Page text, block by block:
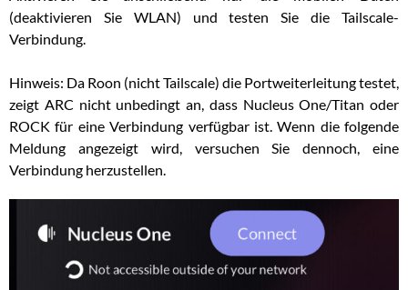
(deaktivieren Sie WLAN) und testen Sie die Tailscale-
Verbindung.
Hinweis: Da Roon (nicht Tailscale) die Portweiterleitung testet,
zeigt ARC nicht unbedingt an, dass Nucleus One/Titan oder
ROCK für eine Verbindung verfügbar ist. Wenn die folgende
Meldung angezeigt wird, versuchen Sie dennoch, eine
Verbindung herzustellen.